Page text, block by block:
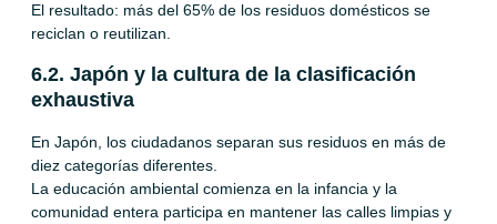
El resultado: más del 65% de los residuos domésticos se
reciclan o reutilizan.
6.2. Japón y la cultura de la clasificación
exhaustiva
En Japón, los ciudadanos separan sus residuos en más de
diez categorías diferentes.
La educación ambiental comienza en la infancia y la
comunidad entera participa en mantener las calles limpias y